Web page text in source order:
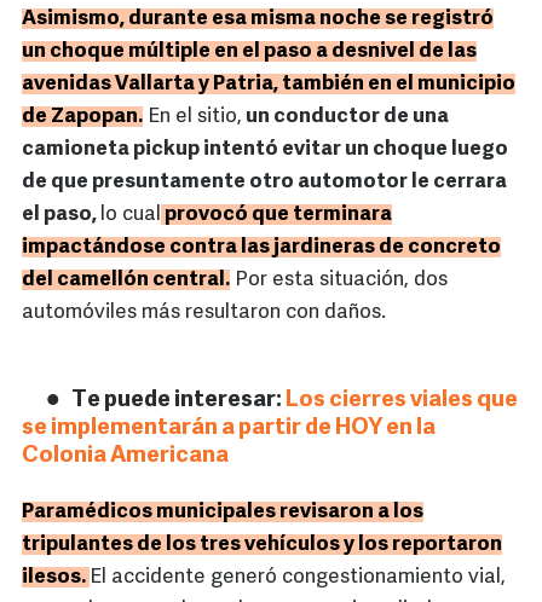
Asimismo, durante esa misma noche se registró
un choque múltiple en el paso a desnivel de las
avenidas Vallarta y Patria, también en el municipio
de Zapopan. En el sitio, un conductor de una
camioneta pickup intentó evitar un choque luego
de que presuntamente otro automotor le cerrara
el paso, lo cual provocó que terminara
impactándose contra las jardineras de concreto
del camellón central. Por esta situación, dos
automóviles más resultaron con daños.
Te puede interesar: Los cierres viales que
se implementarán a partir de HOY en la
Colonia Americana
Paramédicos municipales revisaron a los
tripulantes de los tres vehículos y los reportaron
ilesos. El accidente generó congestionamiento vial,